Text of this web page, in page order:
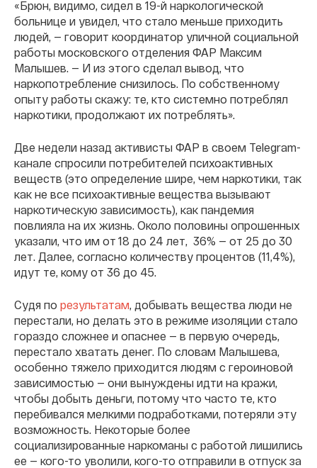
«Брюн, видимо, сидел в 19-й наркологической
больнице и увидел, что стало меньше приходить
людей, — говорит координатор уличной социальной
работы московского отделения ФАР Максим
Малышев. — И из этого сделал вывод, что
наркопотребление снизилось. По собственному
опыту работы скажу: те, кто системно потреблял
наркотики, продолжают их потреблять».
Две недели назад активисты ФАР в своем Telegram-
канале спросили потребителей психоактивных
веществ (это определение шире, чем наркотики, так
как не все психоактивные вещества вызывают
наркотическую зависимость), как пандемия
повлияла на их жизнь. Около половины опрошенных
указали, что им от 18 до 24 лет, 36% — от 25 до 30
лет. Далее, согласно количеству процентов (11,4%),
идут те, кому от 36 до 45.
Судя по результатам, добывать вещества люди не
перестали, но делать это в режиме изоляции стало
гораздо сложнее и опаснее — в первую очередь,
перестало хватать денег. По словам Малышева,
особенно тяжело приходится людям с героиновой
зависимостью — они вынуждены идти на кражи,
чтобы добыть деньги, потому что часто те, кто
перебивался мелкими подработками, потеряли эту
возможность. Некоторые более
социализированные наркоманы с работой лишились
ее — кого-то уволили, кого-то отправили в отпуск за